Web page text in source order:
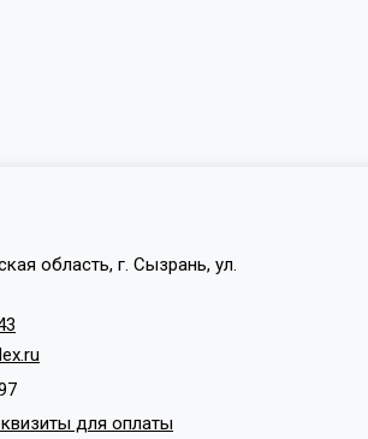
область, г. Сызрань, ул.
для оплаты